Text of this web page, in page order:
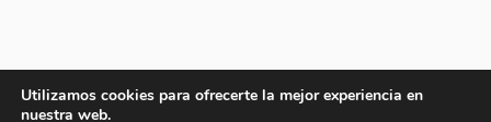
Utilizamos cookies para ofrecerte la mejor experiencia en
nuestra web.